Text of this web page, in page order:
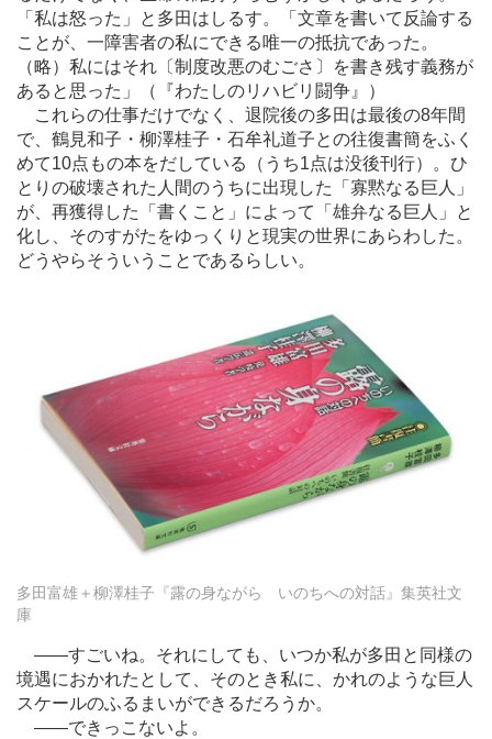
「私は怒った」と多田はしるす。「文章を書いて反論する
ことが、一障害者の私にできる唯一の抵抗であった。
（略）私にはそれ〔制度改悪のむごさ〕を書き残す義務が
あると思った」（『わたしのリハビリ闘争』）
これらの仕事だけでなく、退院後の多田は最後の8年間
で、鶴見和子・柳澤桂子・石牟礼道子との往復書簡をふく
めて10点もの本をだしている（うち1点は没後刊行）。ひ
とりの破壊された人間のうちに出現した「寡黙なる巨人」
が、再獲得した「書くこと」によって「雄弁なる巨人」と
化し、そのすがたをゆっくりと現実の世界にあらわした。
どうやらそういうことであるらしい。
多田富雄＋柳澤桂子『露の身ながら いのちへの対話』集英社文
庫
――すごいね。それにしても、いつか私が多田と同様の
境遇におかれたとして、そのとき私に、かれのような巨人
スケールのふるまいができるだろうか。
――できっこないよ。